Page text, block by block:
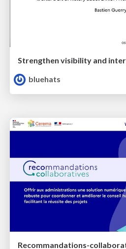
bluehats